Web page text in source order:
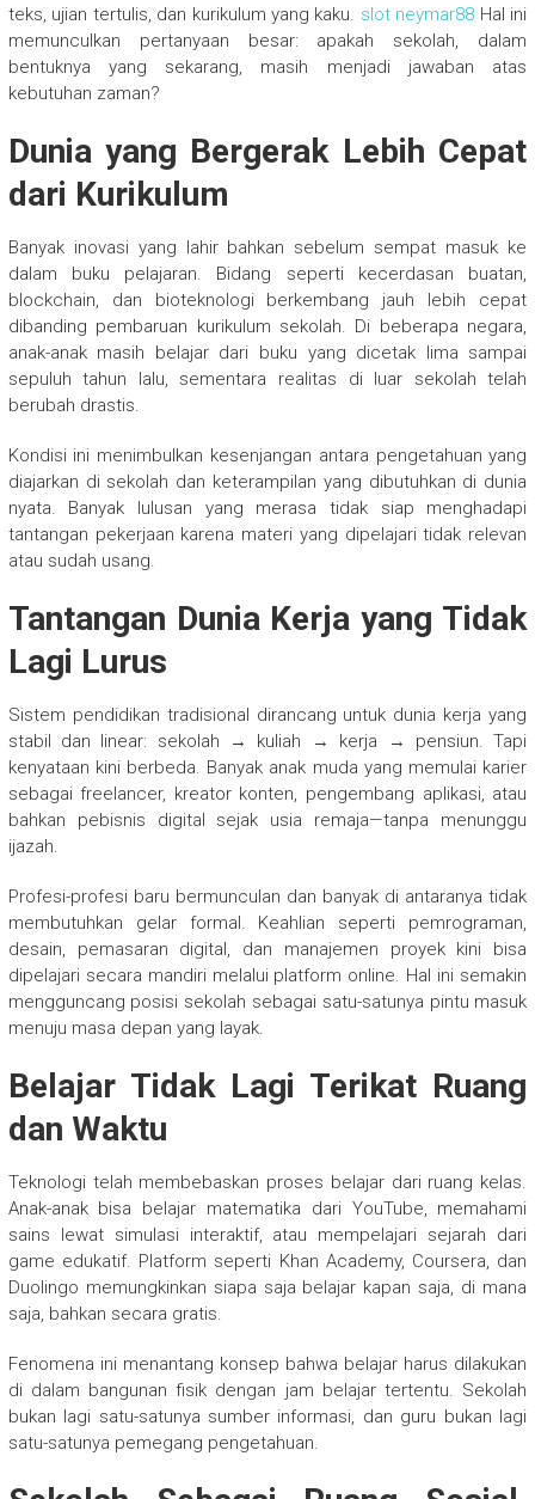
teks, ujian tertulis, dan kurikulum yang kaku. slot neymar88 Hal ini
memunculkan pertanyaan besar: apakah sekolah, dalam
bentuknya yang sekarang, masih menjadi jawaban atas
kebutuhan zaman?
Dunia yang Bergerak Lebih Cepat
dari Kurikulum
Banyak inovasi yang lahir bahkan sebelum sempat masuk ke
dalam buku pelajaran. Bidang seperti kecerdasan buatan,
blockchain, dan bioteknologi berkembang jauh lebih cepat
dibanding pembaruan kurikulum sekolah. Di beberapa negara,
anak-anak masih belajar dari buku yang dicetak lima sampai
sepuluh tahun lalu, sementara realitas di luar sekolah telah
berubah drastis.
Kondisi ini menimbulkan kesenjangan antara pengetahuan yang
diajarkan di sekolah dan keterampilan yang dibutuhkan di dunia
nyata. Banyak lulusan yang merasa tidak siap menghadapi
tantangan pekerjaan karena materi yang dipelajari tidak relevan
atau sudah usang.
Tantangan Dunia Kerja yang Tidak
Lagi Lurus
Sistem pendidikan tradisional dirancang untuk dunia kerja yang
stabil dan linear: sekolah → kuliah → kerja → pensiun. Tapi
kenyataan kini berbeda. Banyak anak muda yang memulai karier
sebagai freelancer, kreator konten, pengembang aplikasi, atau
bahkan pebisnis digital sejak usia remaja—tanpa menunggu
ijazah.
Profesi-profesi baru bermunculan dan banyak di antaranya tidak
membutuhkan gelar formal. Keahlian seperti pemrograman,
desain, pemasaran digital, dan manajemen proyek kini bisa
dipelajari secara mandiri melalui platform online. Hal ini semakin
mengguncang posisi sekolah sebagai satu-satunya pintu masuk
menuju masa depan yang layak.
Belajar Tidak Lagi Terikat Ruang
dan Waktu
Teknologi telah membebaskan proses belajar dari ruang kelas.
Anak-anak bisa belajar matematika dari YouTube, memahami
sains lewat simulasi interaktif, atau mempelajari sejarah dari
game edukatif. Platform seperti Khan Academy, Coursera, dan
Duolingo memungkinkan siapa saja belajar kapan saja, di mana
saja, bahkan secara gratis.
Fenomena ini menantang konsep bahwa belajar harus dilakukan
di dalam bangunan fisik dengan jam belajar tertentu. Sekolah
bukan lagi satu-satunya sumber informasi, dan guru bukan lagi
satu-satunya pemegang pengetahuan.